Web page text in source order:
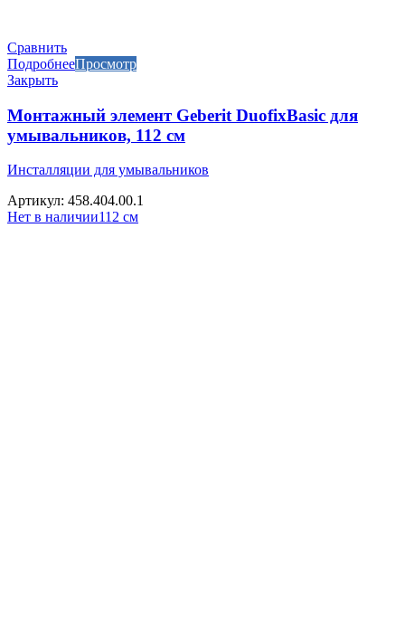
Сравнить
ПодробнееПросмотр
Закрыть
Монтажный элемент Geberit DuofixBasic для
умывальников, 112 см
Инсталляции для умывальников
Артикул: 458.404.00.1
Нет в наличии112 см